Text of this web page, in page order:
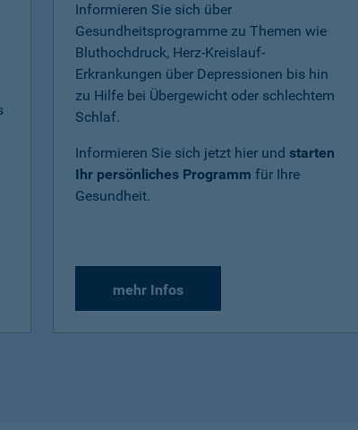
Informieren Sie sich über
Gesundheitsprogramme zu Themen wie
Bluthochdruck, Herz-Kreislauf-
Erkrankungen über Depressionen bis hin
zu Hilfe bei Übergewicht oder schlechtem
Schlaf.
Informieren Sie sich jetzt hier und starten
Ihr persönliches Programm für Ihre
Gesundheit.
mehr Infos